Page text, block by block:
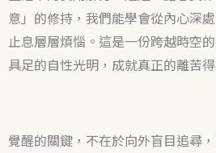
意」的修持，我們能學會從內心深
止息層層煩惱。這是一份跨越時空
具足的自性光明，成就真正的離苦得
覺醒的關鍵，不在於向外盲目追尋